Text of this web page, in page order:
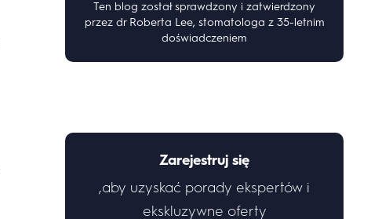
Ten blog został sprawdzony i zatwierdzony
przez dr Roberta Lee, stomatologa z 35-letnim
doświadczeniem
Zarejestruj się
,aby uzyskać porady ekspertów i
ekskluzywne oferty